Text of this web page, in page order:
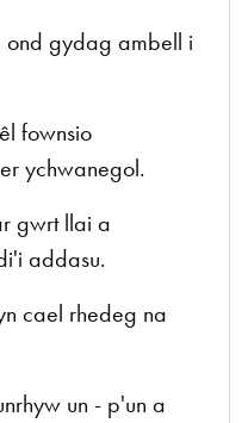
ond gydag ambell i
fownsio
ychwanegol.
gwrt llai a
addasu.
cael rhedeg na
un - p'un a